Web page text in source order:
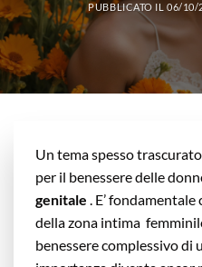
PUBBLICATO IL06/10/
Un tema spesso
per il benessere delle
genitale . E’
della zona intima
benessere complessivo di